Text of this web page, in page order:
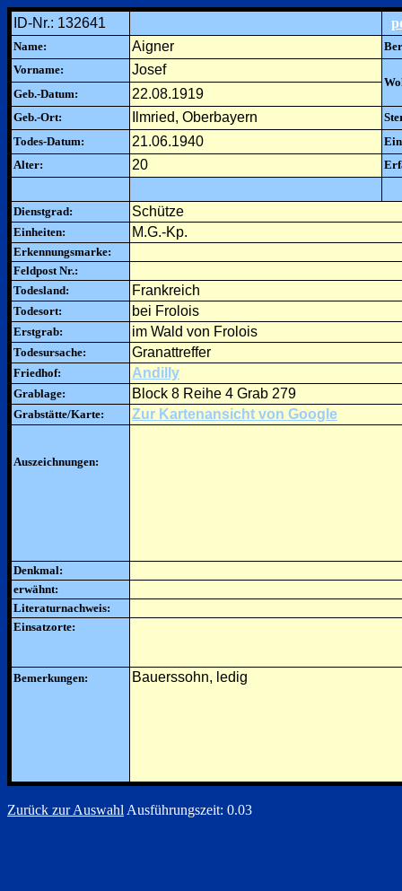
ID-Nr.: 132641
Name: Aigner
Vorname:
Josef
Geb.-Datum:
22.08.1919
Geb.-Ort: Ilmried, Oberbayern
Todes-Datum:
21.06.1940
Alter:
20
Dienstgrad: Schütze
Einheiten: M.G.-Kp.
Erkennungsmarke:
Feldpost Nr.:
Todesland:
Frankreich
Todesort: bei Frolois
Erstgrab: im Wald von Frolois
Todesursache: Granattreffer
Friedhof: Andilly
Grablage: Block 8 Reihe 4 Grab 279
Grabstätte/Karte: Zur Kartenansicht von Google
Auszeichnungen:
Denkmal:
erwähnt:
Literaturnachweis:
Einsatzorte:
Bemerkungen: Bauerssohn, ledig
Zurück zur Auswahl Ausführungszeit: 0.03